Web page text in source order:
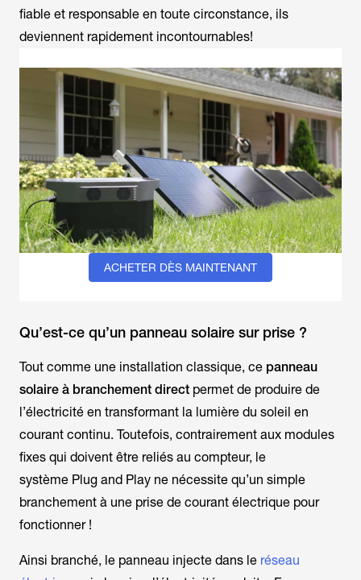
fiable et responsable en toute circonstance, ils
deviennent rapidement incontournables!
ACHETER DÈS MAINTENANT
Qu’est-ce qu’un panneau solaire sur prise ?
Tout comme une installation classique, ce panneau
solaire à branchement direct permet de produire de
l’électricité en transformant la lumière du soleil en
courant continu. Toutefois, contrairement aux modules
fixes qui doivent être reliés au compteur, le
système Plug and Play ne nécessite qu’un simple
branchement à une prise de courant électrique pour
fonctionner !
Ainsi branché, le panneau injecte dans le réseau